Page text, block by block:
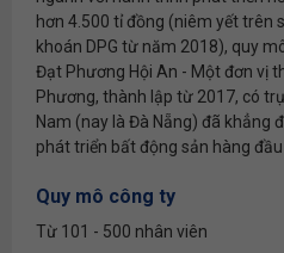
hơn 4.500 tỉ đồng (niêm yết trên
khoán DPG từ năm 2018), quy
Đạt Phương Hội An - Một đơn vị
Phương, thành lập từ 2017, có
Nam (nay là Đà Nẵng) đã khẳng
phát triển bất động sản hàng đầu
Quy mô công ty
Từ 101 - 500 nhân viên